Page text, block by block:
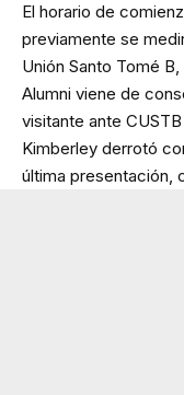
El horario de
previamente se
Unión Santo Tomé
Alumni viene de
visitante ante
Kimberley derrotó
última presentación,